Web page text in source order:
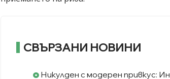
СВЪРЗАНИ НОВИНИ
Никулден с модерен привкус: